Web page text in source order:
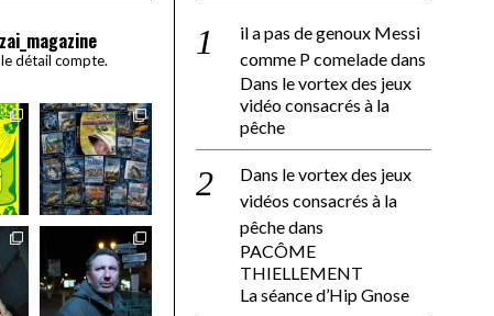
le détail compte.
il a pas de genoux Messi
comme P comeladedans
Dans le vortex des jeux
vidéo consacrés à la
pêche
Dans le vortex des jeux
vidéos consacrés à la
pêchedans
PACÔME
THIELLEMENT
La séance d’Hip Gnose